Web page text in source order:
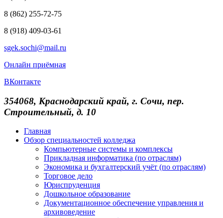
8 (862) 255-72-75
8 (918) 409-03-61
sgek.sochi@mail.ru
Онлайн приёмная
ВКонтакте
354068, Краснодарский край, г. Сочи, пер.
Строительный, д. 10
Главная
Обзор специальностей колледжа
Компьютерные системы и комплексы
Прикладная информатика (по отраслям)
Экономика и бухгалтерский учёт (по отраслям)
Торговое дело
Юриспруденция
Дошкольное образование
Документационное обеспечение управления и
архивоведение